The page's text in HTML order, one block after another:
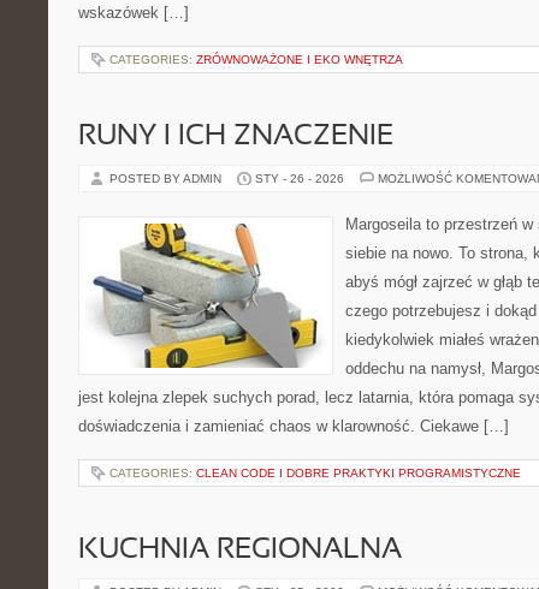
wskazówek […]
CATEGORIES: ZRÓWNOWAŻONE I EKO WNĘTRZA
RUNY I ICH ZNACZENIE
POSTED BY ADMIN STY - 26 - 2026 MOŻLIWOŚĆ
Margoseila to przestrzeń
siebie na nowo. To strona,
abyś mógł zajrzeć w głąb
czego potrzebujesz i
kiedykolwiek miałeś
oddechu na namysł,
jest kolejna zlepek suchych porad, lecz latarnia, która pomaga
doświadczenia i zamieniać chaos w klarowność. Ciekawe […]
CATEGORIES: CLEAN CODE I DOBRE PRAKTYKI PROGRAMISTYCZNE
KUCHNIA REGIONALNA